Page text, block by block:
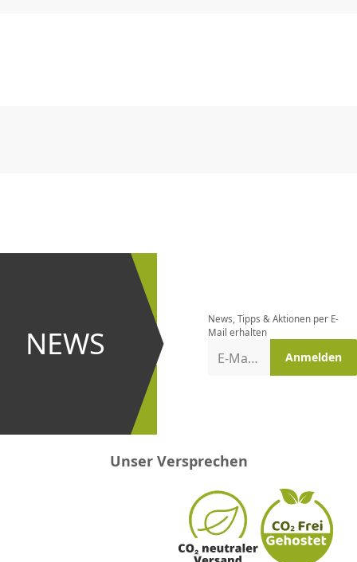
NEWS
und bei
Aktionen
News, Tipps & Aktionen per E-
Mail erhalten
E-Mail-Adresse Anmelden
Unser Versprechen